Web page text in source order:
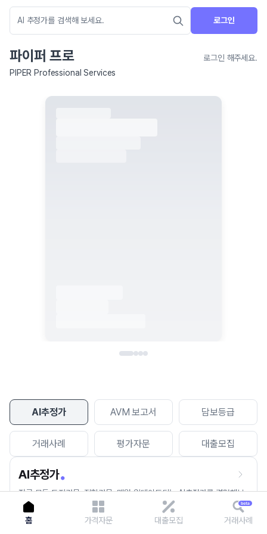
로그인
파이퍼 프로
로그인 해주세요.
PIPER Professional Services
AI추정가 AVM 보고서 담보등급
거래사례 평가자문 대출모집
AI추정가
전국 모든 토지건물, 집합건물, 매월 업데이트되는 AI추정가를 경험해보
세요.
홈 가격자문 대출모집 거래사례